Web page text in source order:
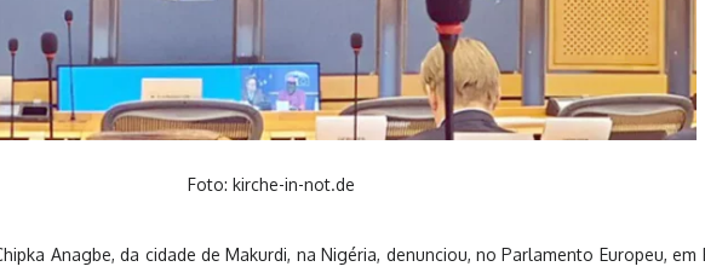
Foto: kirche-in-not.de
Anagbe, da cidade de Makurdi, na Nigéria, denunciou, no Parlamento Europeu,